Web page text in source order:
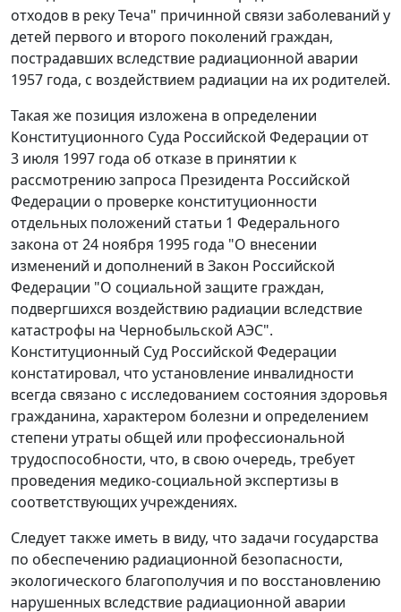
отходов в реку Теча" причинной связи заболеваний у
детей первого и второго поколений граждан,
пострадавших вследствие радиационной аварии
1957 года, с воздействием радиации на их родителей.
Такая же позиция изложена в определении
Конституционного Суда Российской Федерации от
3 июля 1997 года об отказе в принятии к
рассмотрению запроса Президента Российской
Федерации о проверке конституционности
отдельных положений статьи 1 Федерального
закона от 24 ноября 1995 года "О внесении
изменений и дополнений в Закон Российской
Федерации "О социальной защите граждан,
подвергшихся воздействию радиации вследствие
катастрофы на Чернобыльской АЭС".
Конституционный Суд Российской Федерации
констатировал, что установление инвалидности
всегда связано с исследованием состояния здоровья
гражданина, характером болезни и определением
степени утраты общей или профессиональной
трудоспособности, что, в свою очередь, требует
проведения медико-социальной экспертизы в
соответствующих учреждениях.
Следует также иметь в виду, что задачи государства
по обеспечению радиационной безопасности,
экологического благополучия и по восстановлению
нарушенных вследствие радиационной аварии